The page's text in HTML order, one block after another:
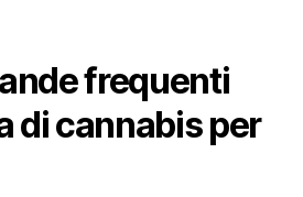
frequenti
di cannabis per